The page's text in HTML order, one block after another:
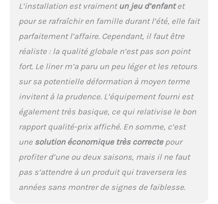
L’installation est vraiment un jeu d’enfantet
pour se rafraîchir en famille durant l’été, elle fait
parfaitement l’affaire. Cependant, il faut être
réaliste : la qualité globale n’est pas son point
fort. Le liner m’a paru un peu léger et les retours
sur sa potentielle déformation à moyen terme
invitent à la prudence. L’équipement fourni est
également très basique, ce qui relativise le bon
rapport qualité-prix affiché. En somme, c’est
une solution économique très correctepour
profiter d’une ou deux saisons, mais il ne faut
pas s’attendre à un produit qui traversera les
années sans montrer de signes de faiblesse.